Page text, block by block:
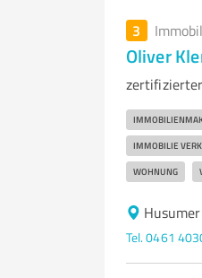
3
Oliver
IMMOBILIE
WOHNUNG
Tel. 0461